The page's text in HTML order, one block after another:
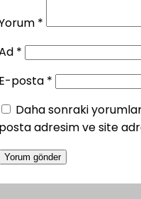
*
*
posta *
Daha sonraki
adresim ve site